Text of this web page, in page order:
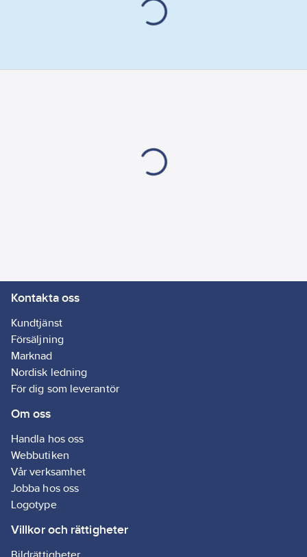
Kontakta oss
Kundtjänst
Försäljning
Marknad
Nordisk ledning
För dig som leverantör
Om oss
Handla hos oss
Webbutiken
Vår verksamhet
Jobba hos oss
Logotype
Villkor och rättigheter